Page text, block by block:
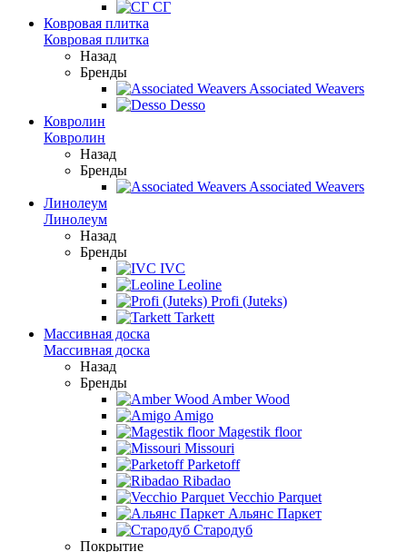
СГ
Ковровая плитка
Ковровая плитка
Назад
Бренды
Associated Weavers
Desso
Ковролин
Ковролин
Назад
Бренды
Associated Weavers
Линолеум
Линолеум
Назад
Бренды
IVC
Leoline
Profi (Juteks)
Tarkett
Массивная доска
Массивная доска
Назад
Бренды
Amber Wood
Amigo
Magestik floor
Missouri
Parketoff
Ribadao
Vecchio Parquet
Альянс Паркет
Стародуб
Покрытие